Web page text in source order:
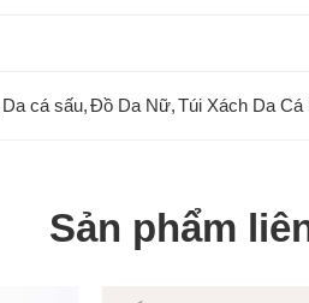
Da cá sấu,Đồ Da Nữ,Túi Xách Da Cá
Sản phẩm